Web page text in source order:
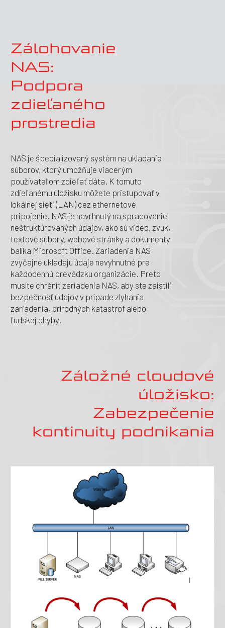
prípade katastrofy obnoviť údaje späť z
cloudu. Riešenia BaaS sa ľahko používajú a
majú veľkú výhodu v tom, že údaje sa
ukladajú na vzdialené miesto. Ak však
používate verejný cloud, musíte zabezpečiť
súlad s príslušnými nariadeniami a normami
a počítať s tým, že časom budú náklady na
ukladanie dát v cloude oveľa vyššie ako
úložiska.
Zálohovanie
NAS:
Podpora
zdieľaného
prostredia
NAS je špecializovaný systém na ukladanie
súborov, ktorý umožňuje viacerým
používateľom zdieľať dáta. K tomuto
zdieľanému úložisku môžete pristupovať v
lokálnej sieti (LAN) cez ethernetové
pripojenie. NAS je navrhnutý na spracovanie
neštruktúrovaných údajov, ako sú video, zvuk,
textové súbory, webové stránky a dokumenty
balíka Microsoft Office. Zariadenia NAS
zvyčajne ukladajú údaje nevyhnutné pre
každodennú prevádzku organizácie. Preto
musíte chrániť zariadenia NAS, aby ste zaistili
bezpečnosť údajov v prípade zlyhania
zariadenia, prírodných katastrof alebo
ľudskej chyby.
Záložné cloudové
úložisko:
Zabezpečenie
kontinuity podnikania